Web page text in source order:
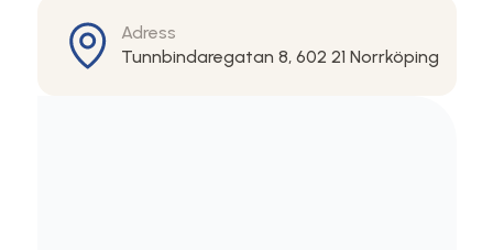
Adress
Tunnbindaregatan 8, 602 21 Norrköping